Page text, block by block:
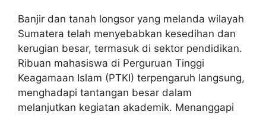
Banjir dan tanah longsor yang melanda wilayah
Sumatera telah menyebabkan kesedihan dan
kerugian besar, termasuk di sektor pendidikan.
Ribuan mahasiswa di Perguruan Tinggi
Keagamaan Islam (PTKI) terpengaruh langsung,
menghadapi tantangan besar dalam
melanjutkan kegiatan akademik. Menanggapi